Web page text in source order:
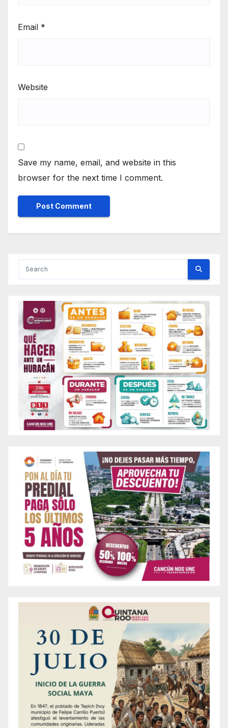
Email *
Website
Save my name, email, and website in this
browser for the next time I comment.